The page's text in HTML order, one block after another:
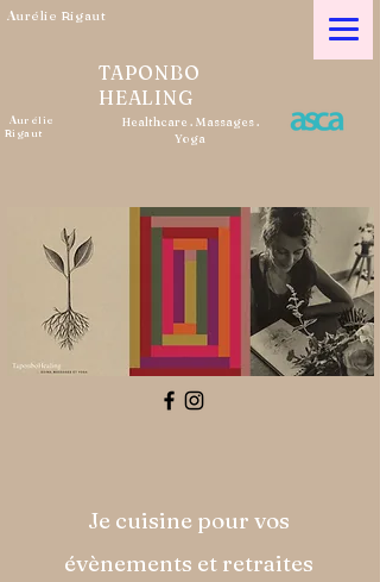
TAPONBO
HEALING
Aurélie
Rigaut
Aurélie Rigaut
Healthcare . Massages .
Yoga
Je cuisine pour vos
évènements et retraites